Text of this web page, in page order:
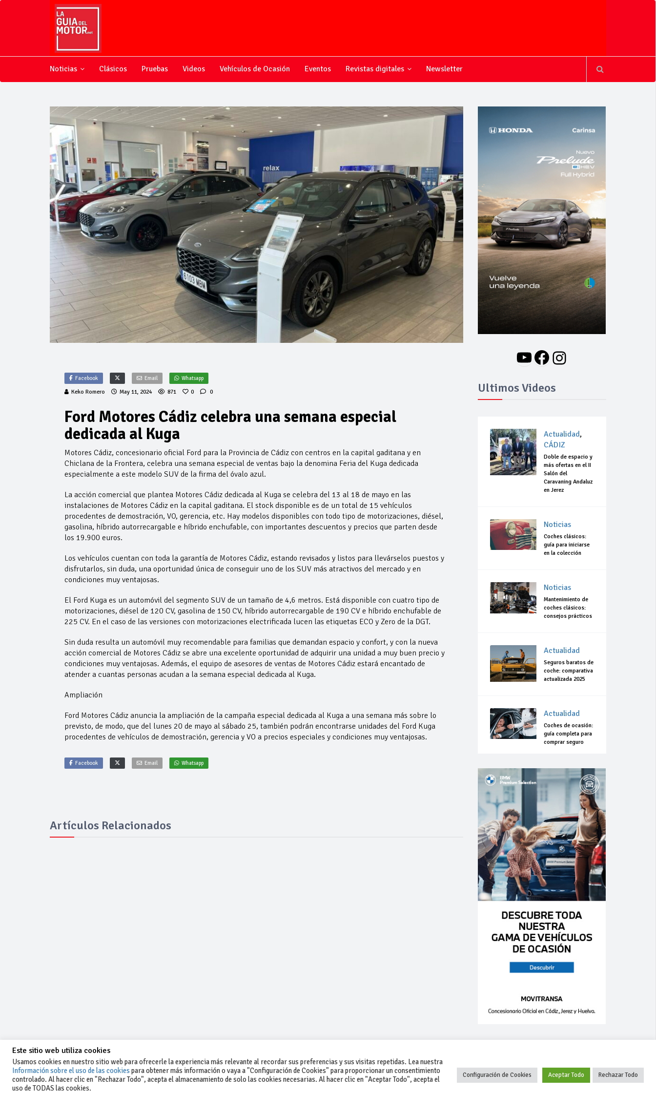
Noticias Clásicos Pruebas Videos Vehículos de Ocasión Eventos Revistas digitales Newsletter
Facebook Email Whatsapp
Keko Romero May 11, 2024 871 0 0
Ford Motores Cádiz celebra una semana especial
dedicada al Kuga
Motores Cádiz, concesionario oficial Ford para la Provincia de Cádiz con centros en la capital gaditana y en
Chiclana de la Frontera, celebra una semana especial de ventas bajo la denomina Feria del Kuga dedicada
especialmente a este modelo SUV de la firma del óvalo azul.
La acción comercial que plantea Motores Cádiz dedicada al Kuga se celebra del 13 al 18 de mayo en las
instalaciones de Motores Cádiz en la capital gaditana. El stock disponible es de un total de 15 vehículos
procedentes de demostración, VO, gerencia, etc. Hay modelos disponibles con todo tipo de motorizaciones, diésel,
gasolina, híbrido autorrecargable e híbrido enchufable, con importantes descuentos y precios que parten desde
los 19.900 euros.
Los vehículos cuentan con toda la garantía de Motores Cádiz, estando revisados y listos para llevárselos puestos y
disfrutarlos, sin duda, una oportunidad única de conseguir uno de los SUV más atractivos del mercado y en
condiciones muy ventajosas.
El Ford Kuga es un automóvil del segmento SUV de un tamaño de 4,6 metros. Está disponible con cuatro tipo de
motorizaciones, diésel de 120 CV, gasolina de 150 CV, híbrido autorrecargable de 190 CV e híbrido enchufable de
225 CV. En el caso de las versiones con motorizaciones electrificada lucen las etiquetas ECO y Zero de la DGT.
Sin duda resulta un automóvil muy recomendable para familias que demandan espacio y confort, y con la nueva
acción comercial de Motores Cádiz se abre una excelente oportunidad de adquirir una unidad a muy buen precio y
condiciones muy ventajosas. Además, el equipo de asesores de ventas de Motores Cádiz estará encantado de
atender a cuantas personas acudan a la semana especial dedicada al Kuga.
Ampliación
Ford Motores Cádiz anuncia la ampliación de la campaña especial dedicada al Kuga a una semana más sobre lo
previsto, de modo, que del lunes 20 de mayo al sábado 25, también podrán encontrarse unidades del Ford Kuga
procedentes de vehículos de demostración, gerencia y VO a precios especiales y condiciones muy ventajosas.
Facebook Email Whatsapp
Artículos Relacionados
YouTube
Facebook
Instagram
Ultimos Videos
Actualidad,
CÁDIZ
Doble de espacio y
más ofertas en el II
Salón del
Caravaning Andaluz
en Jerez
Noticias
Coches clásicos:
guía para iniciarse
en la colección
Noticias
Mantenimiento de
coches clásicos:
consejos prácticos
Actualidad
Seguros baratos de
coche: comparativa
actualizada 2025
Actualidad
Coches de ocasión:
guía completa para
comprar seguro
-Aviso legal y condiciones generales
-Contacto
+34 627 35 00 36
Este sitio web utiliza cookies
Usamos cookies en nuestro sitio web para ofrecerle la experiencia más relevante al recordar sus preferencias y sus visitas repetidas. Lea nuestra
Información sobre el uso de las cookies para obtener más información o vaya a "Configuración de Cookies" para proporcionar un consentimiento
controlado. Al hacer clic en "Rechazar Todo", acepta el almacenamiento de solo las cookies necesarias. Al hacer clic en "Aceptar Todo", acepta el
uso de TODAS las cookies.
Configuración de Cookies Aceptar Todo Rechazar Todo